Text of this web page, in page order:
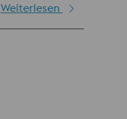
Weiterlesen